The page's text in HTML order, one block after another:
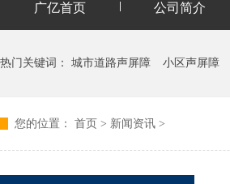
广亿首页 公司简介
热门关键词： 城市道路声屏障 小区声屏障
您的位置： 首页 > 新闻资讯 >